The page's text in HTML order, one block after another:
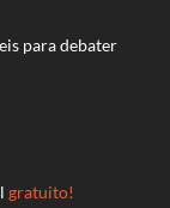
para debater
gratuito!